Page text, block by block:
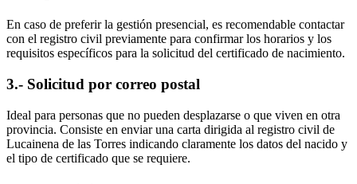
En caso de preferir la gestión presencial, es recomendable contactar
con el registro civil previamente para confirmar los horarios y los
requisitos específicos para la solicitud del certificado de nacimiento.
3.- Solicitud por correo postal
Ideal para personas que no pueden desplazarse o que viven en otra
provincia. Consiste en enviar una carta dirigida al registro civil de
Lucainena de las Torres indicando claramente los datos del nacido y
el tipo de certificado que se requiere.